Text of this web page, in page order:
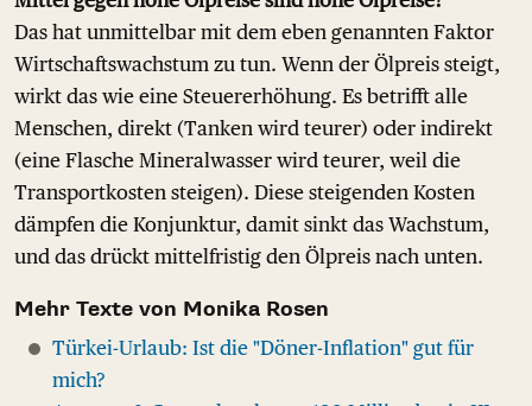
Das hat unmittelbar mit dem eben genannten Faktor
Wirtschaftswachstum zu tun. Wenn der Ölpreis steigt,
wirkt das wie eine Steuererhöhung. Es betrifft alle
Menschen, direkt (Tanken wird teurer) oder indirekt
(eine Flasche Mineralwasser wird teurer, weil die
Transportkosten steigen). Diese steigenden Kosten
dämpfen die Konjunktur, damit sinkt das Wachstum,
und das drückt mittelfristig den Ölpreis nach unten.
Mehr Texte von Monika Rosen
Türkei-Urlaub: Ist die "Döner-Inflation" gut für
mich?